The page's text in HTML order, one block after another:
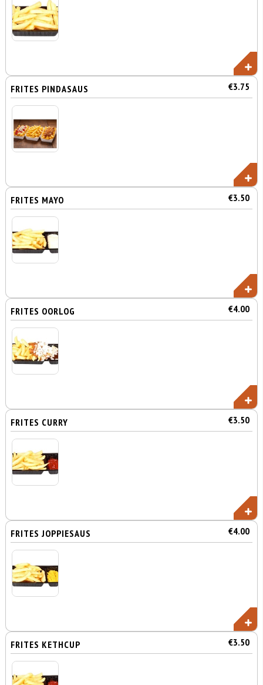
FRITES PINDASAUS €3.75
FRITES MAYO €3.50
FRITES OORLOG €4.00
FRITES CURRY €3.50
FRITES JOPPIESAUS €4.00
FRITES KETHCUP €3.50